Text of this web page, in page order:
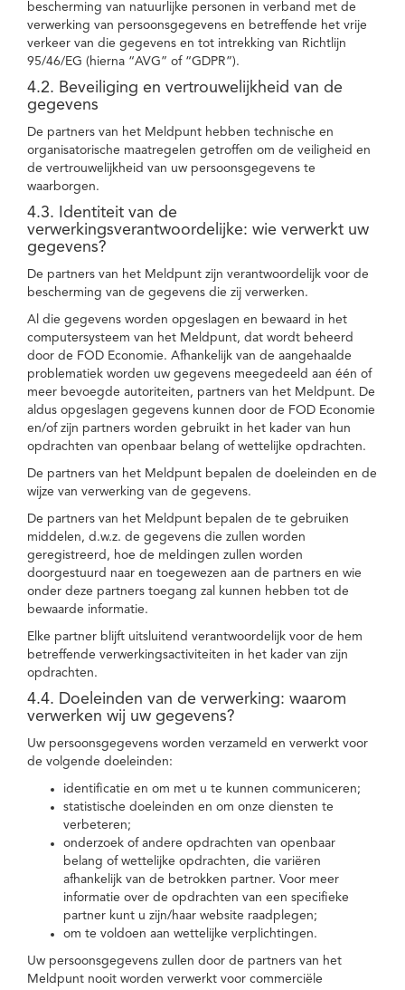
bescherming van natuurlijke personen in verband met de
verwerking van persoonsgegevens en betreffende het vrije
verkeer van die gegevens en tot intrekking van Richtlijn
95/46/EG (hierna “AVG” of “GDPR”).
4.2. Beveiliging en vertrouwelijkheid van de
gegevens
De partners van het Meldpunt hebben technische en
organisatorische maatregelen getroffen om de veiligheid en
de vertrouwelijkheid van uw persoonsgegevens te
waarborgen.
4.3. Identiteit van de
verwerkingsverantwoordelijke: wie verwerkt uw
gegevens?
De partners van het Meldpunt zijn verantwoordelijk voor de
bescherming van de gegevens die zij verwerken.
Al die gegevens worden opgeslagen en bewaard in het
computersysteem van het Meldpunt, dat wordt beheerd
door de FOD Economie. Afhankelijk van de aangehaalde
problematiek worden uw gegevens meegedeeld aan één of
meer bevoegde autoriteiten, partners van het Meldpunt. De
aldus opgeslagen gegevens kunnen door de FOD Economie
en/of zijn partners worden gebruikt in het kader van hun
opdrachten van openbaar belang of wettelijke opdrachten.
De partners van het Meldpunt bepalen de doeleinden en de
wijze van verwerking van de gegevens.
De partners van het Meldpunt bepalen de te gebruiken
middelen, d.w.z. de gegevens die zullen worden
geregistreerd, hoe de meldingen zullen worden
doorgestuurd naar en toegewezen aan de partners en wie
onder deze partners toegang zal kunnen hebben tot de
bewaarde informatie.
Elke partner blijft uitsluitend verantwoordelijk voor de hem
betreffende verwerkingsactiviteiten in het kader van zijn
opdrachten.
4.4. Doeleinden van de verwerking: waarom
verwerken wij uw gegevens?
Uw persoonsgegevens worden verzameld en verwerkt voor
de volgende doeleinden:
identificatie en om met u te kunnen communiceren;
statistische doeleinden en om onze diensten te
verbeteren;
onderzoek of andere opdrachten van openbaar
belang of wettelijke opdrachten, die variëren
afhankelijk van de betrokken partner. Voor meer
informatie over de opdrachten van een specifieke
partner kunt u zijn/haar website raadplegen;
om te voldoen aan wettelijke verplichtingen.
Uw persoonsgegevens zullen door de partners van het
Meldpunt nooit worden verwerkt voor commerciële